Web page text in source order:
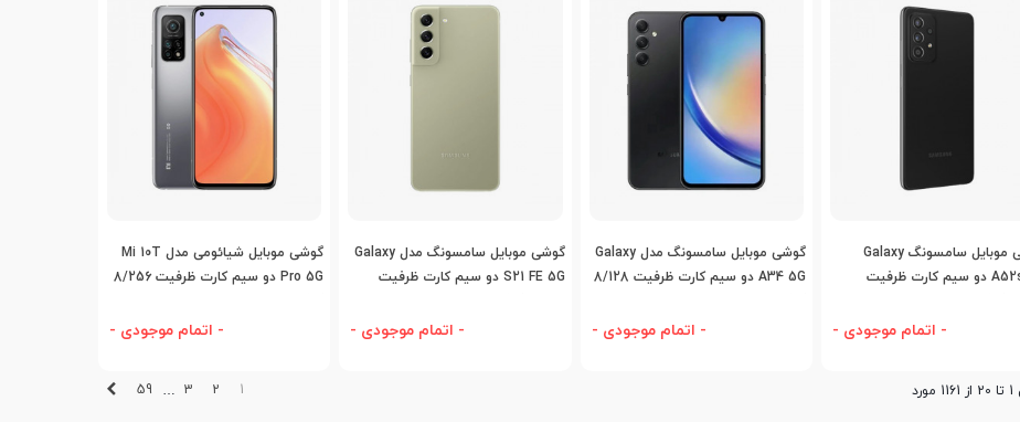
اضافه به مقایسهگوشی موبایل سامسونگ Galaxy
A52s 5G دو سیم کارت ظرفیت
- اتمام موجودی -
اضافه به مقایسه گوشی موبایل سامسونگ مدل Galaxy
A34 5G دو سیم کارت ظرفیت 8/128
- اتمام موجودی -
اضافه به مقایسه گوشی موبایل سامسونگ مدل Galaxy
S21 FE 5G دو سیم کارت ظرفیت
- اتمام موجودی -
اضافه به مقایسه گوشی موبایل شیائومی مدل Mi 10T
Pro 5G دو سیم کارت ظرفیت 8/256
- اتمام موجودی -
1
2
3
…
59